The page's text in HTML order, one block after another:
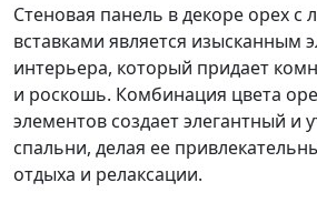
Стеновая панель в декоре орех с
вставками является изысканным
интерьера, который придает
и роскошь. Комбинация цвета
элементов создает элегантный и
спальни, делая ее
отдыха и релаксации.